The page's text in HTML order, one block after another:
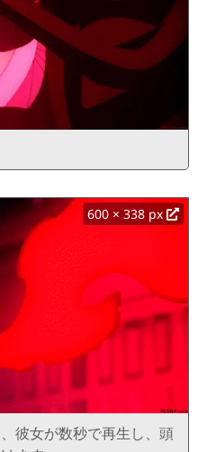
600 × 338 px
彼女が数秒で再生し、頭